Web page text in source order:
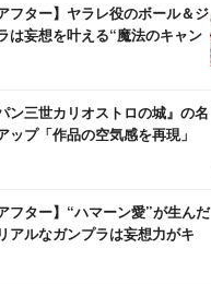
フター】ヤラレ役のボール＆ジ
は妄想を叶える“魔法のキャン
ン三世カリオストロの城』の名
ップ「作品の空気感を再現」
フター】“ハマーン愛”が生んだ
アルなガンプラは妄想力がキ